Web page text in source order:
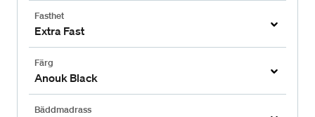
Fasthet
Extra Fast
Färg
Anouk Black
Bäddmadrass